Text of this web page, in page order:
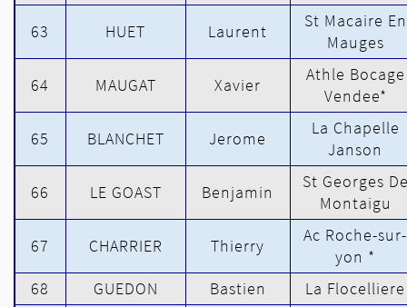
63 HUET Laurent
St Macaire En
Mauges
64 MAUGAT Xavier
Athle Bocage
Vendee*
65 BLANCHET Jerome
La Chapelle
Janson
66 LE GOAST Benjamin
St Georges
Montaigu
67 CHARRIER Thierry
Ac Roche-sur-
yon *
68
GUEDON Bastien La Flocelliere